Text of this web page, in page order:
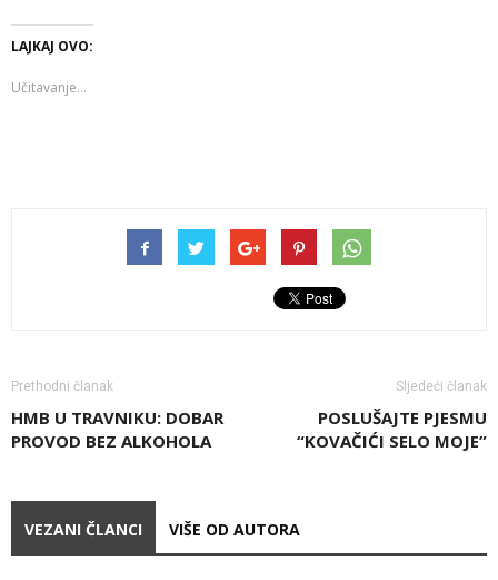
LAJKAJ OVO:
Učitavanje...
Prethodni članak
HMB U TRAVNIKU: DOBAR
PROVOD BEZ ALKOHOLA
Sljedeći članak
POSLUŠAJTE PJESMU
“KOVAČIĆI SELO MOJE”
VEZANI ČLANCI VIŠE OD AUTORA